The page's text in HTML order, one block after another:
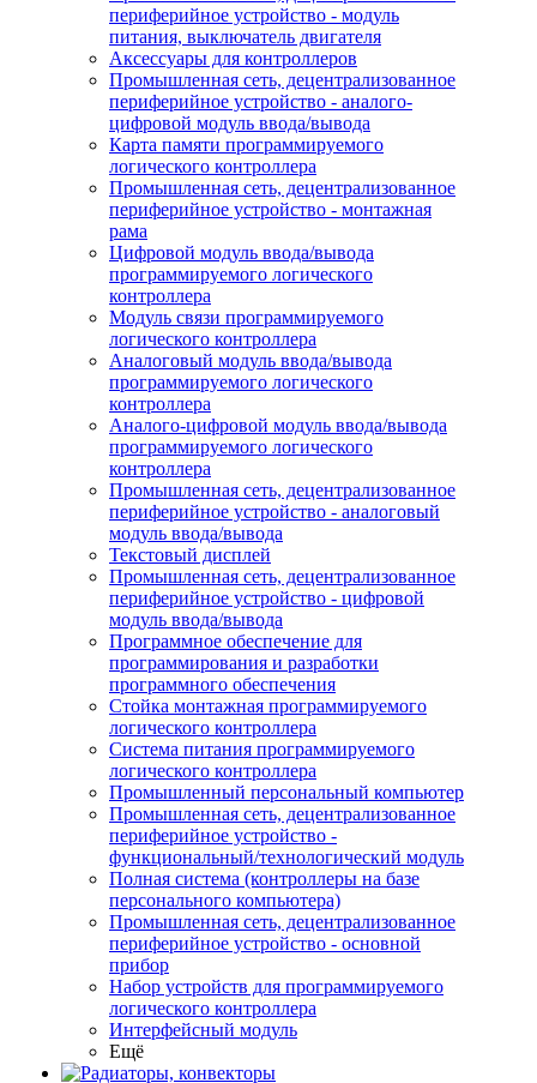
периферийное устройство - модуль
питания, выключатель двигателя
Аксессуары для контроллеров
Промышленная сеть, децентрализованное
периферийное устройство - аналого-
цифровой модуль ввода/вывода
Карта памяти программируемого
логического контроллера
Промышленная сеть, децентрализованное
периферийное устройство - монтажная
рама
Цифровой модуль ввода/вывода
программируемого логического
контроллера
Модуль связи программируемого
логического контроллера
Аналоговый модуль ввода/вывода
программируемого логического
контроллера
Аналого-цифровой модуль ввода/вывода
программируемого логического
контроллера
Промышленная сеть, децентрализованное
периферийное устройство - аналоговый
модуль ввода/вывода
Текстовый дисплей
Промышленная сеть, децентрализованное
периферийное устройство - цифровой
модуль ввода/вывода
Программное обеспечение для
программирования и разработки
программного обеспечения
Стойка монтажная программируемого
логического контроллера
Система питания программируемого
логического контроллера
Промышленный персональный компьютер
Промышленная сеть, децентрализованное
периферийное устройство -
функциональный/технологический модуль
Полная система (контроллеры на базе
персонального компьютера)
Промышленная сеть, децентрализованное
периферийное устройство - основной
прибор
Набор устройств для программируемого
логического контроллера
Интерфейсный модуль
Ещё